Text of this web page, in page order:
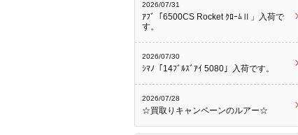
2026/07/31
ｱﾌﾞ「6500CS Rocket ｸﾛｰﾑⅡ」入荷で
す。
2026/07/30
ｼﾏﾉ「14ﾌﾞﾙｽﾞｱｲ 5080」入荷です。
2026/07/28
☆買取りキャンペーンのルアー☆